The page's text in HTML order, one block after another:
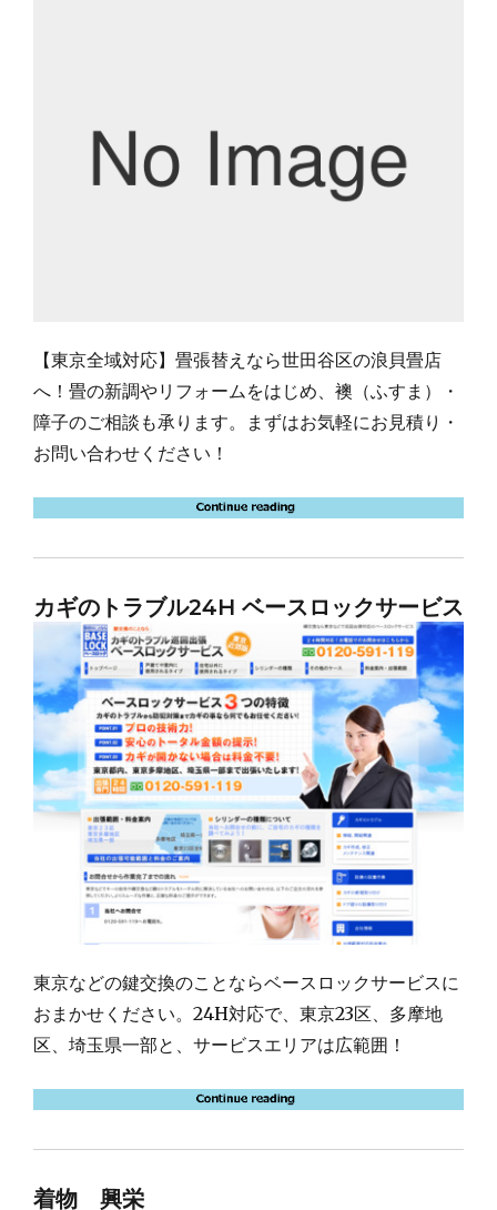
【東京全域対応】畳張替えなら世田谷区の浪貝畳店
へ！畳の新調やリフォームをはじめ、襖（ふすま）・
障子のご相談も承ります。まずはお気軽にお見積り・
お問い合わせください！
カギのトラブル24H ベースロックサービス
東京などの鍵交換のことならベースロックサービスに
おまかせください。24H対応で、東京23区、多摩地
区、埼玉県一部と、サービスエリアは広範囲！
着物 興栄